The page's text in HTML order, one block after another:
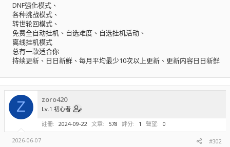
DNF强化模式、
各种挑战模式、
转世轮回模式、
免费全自动挂机、自选难度、自选挂机活动、
离线挂机模式
总有一款适合你
持续更新、日日新鲜、每月平均最少10次以上更新、更新内容日日新鲜
Z zoro420
Lv.1 初心者
註冊
2024-09-22 文章 578 評分 1 聲望 0
2026-06-07 #302